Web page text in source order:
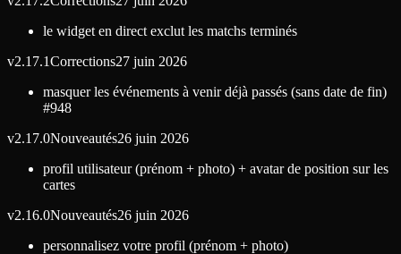
le widget en direct exclut les matchs terminés
v2.17.1Corrections27 juin 2026
masquer les événements à venir déjà passés (sans date de fin)
#948
v2.17.0Nouveautés26 juin 2026
profil utilisateur (prénom + photo) + avatar de position sur les
cartes
v2.16.0Nouveautés26 juin 2026
personnalisez votre profil (prénom + photo)